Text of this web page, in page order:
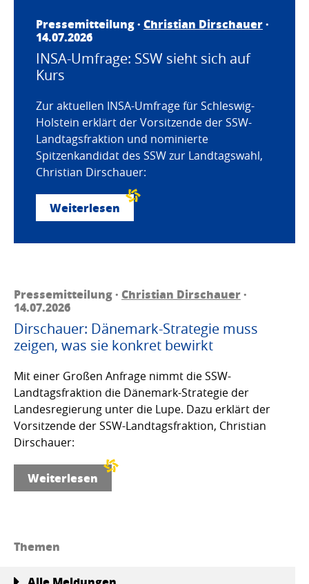
Pressemitteilung · Christian Dirschauer·
14.07.2026
INSA-Umfrage: SSW sieht sich auf
Kurs
Zur aktuellen INSA-Umfrage für Schleswig-
Holstein erklärt der Vorsitzende der SSW-
Landtagsfraktion und nominierte
Spitzenkandidat des SSW zur Landtagswahl,
Christian Dirschauer:
Weiterlesen
Pressemitteilung · Christian Dirschauer·
14.07.2026
Dirschauer: Dänemark-Strategie muss
zeigen, was sie konkret bewirkt
Mit einer Großen Anfrage nimmt die SSW-
Landtagsfraktion die Dänemark-Strategie der
Landesregierung unter die Lupe. Dazu erklärt der
Vorsitzende der SSW-Landtagsfraktion, Christian
Dirschauer:
Weiterlesen
Themen